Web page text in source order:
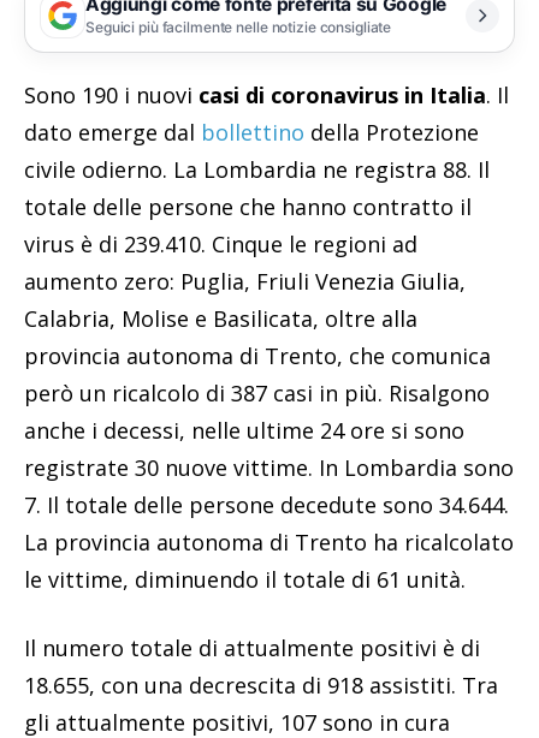
Aggiungi come fonte preferita su Google
Seguici più facilmente nelle notizie consigliate
Sono 190 i nuovi casi di coronavirus in Italia. Il
dato emerge dal bollettino della Protezione
civile odierno. La Lombardia ne registra 88. Il
totale delle persone che hanno contratto il
virus è di 239.410. Cinque le regioni ad
aumento zero: Puglia, Friuli Venezia Giulia,
Calabria, Molise e Basilicata, oltre alla
provincia autonoma di Trento, che comunica
però un ricalcolo di 387 casi in più. Risalgono
anche i decessi, nelle ultime 24 ore si sono
registrate 30 nuove vittime. In Lombardia sono
7. Il totale delle persone decedute sono 34.644.
La provincia autonoma di Trento ha ricalcolato
le vittime, diminuendo il totale di 61 unità.
Il numero totale di attualmente positivi è di
18.655, con una decrescita di 918 assistiti. Tra
gli attualmente positivi, 107 sono in cura